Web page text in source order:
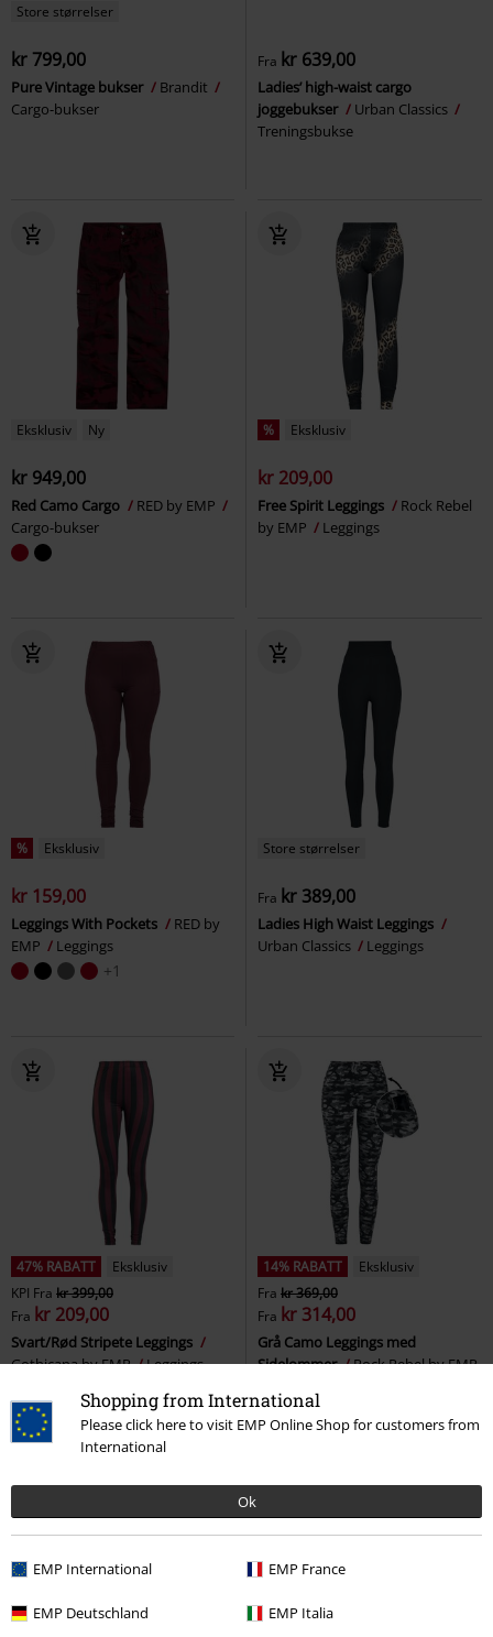
Shopping from International
Please click here to visit EMP Online Shop for customers from
International
Ok
EMP International EMP France
EMP Deutschland EMP Italia
Store størrelser
kr 799,00
Pure Vintage bukser
Brandit
Cargo-bukser
Fra kr 639,00
Ladies’ high-waist cargo
joggebukser
Urban Classics
Treningsbukse
Eksklusiv Ny
kr 949,00
Red Camo Cargo
RED by EMP
Cargo-bukser
% Eksklusiv
kr 209,00
Free Spirit Leggings
Rock Rebel
by EMP
Leggings
% Eksklusiv
kr 159,00
Leggings With Pockets
RED by
EMP
Leggings
+1
Store størrelser
Fra kr 389,00
Ladies High Waist Leggings
Urban Classics
Leggings
47% RABATT
Eksklusiv
KPI Fra kr 399,00
Fra kr 209,00
Svart/Rød Stripete Leggings
Gothicana by EMP
Leggings
14% RABATT
Eksklusiv
Fra kr 369,00
Fra kr 314,00
Grå Camo Leggings med
Sidelommer
Rock Rebel by EMP